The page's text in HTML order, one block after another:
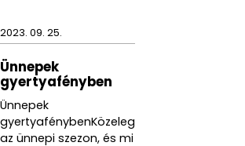
2023. 09. 25.
Ünnepek
gyertyafényben
Ünnepek
gyertyafénybenKözeleg
az ünnepi szezon, és mi